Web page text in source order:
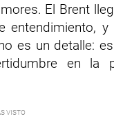
El Brent
entendimiento,
es un detalle:
en la